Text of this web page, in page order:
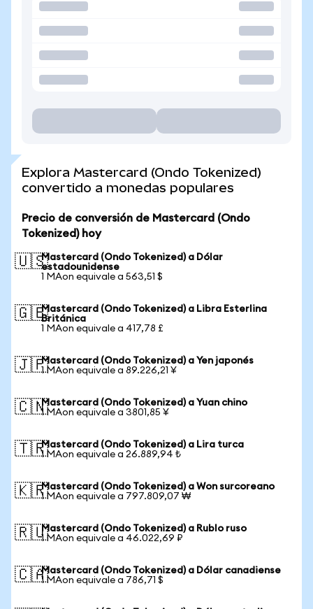
Explora Mastercard (Ondo Tokenized)
convertido a monedas populares
Precio de conversión de Mastercard (Ondo
Tokenized) hoy
🇺🇸Mastercard (Ondo Tokenized) a Dólar
estadounidense
1 MAon equivale a 563,51 $
🇬🇧Mastercard (Ondo Tokenized) a Libra Esterlina
Británica
1 MAon equivale a 417,78 £
🇯🇵Mastercard (Ondo Tokenized) a Yen japonés
1 MAon equivale a 89.226,21 ¥
🇨🇳Mastercard (Ondo Tokenized) a Yuan chino
1 MAon equivale a 3801,85 ¥
🇹🇷Mastercard (Ondo Tokenized) a Lira turca
1 MAon equivale a 26.889,94 ₺
🇰🇷Mastercard (Ondo Tokenized) a Won surcoreano
1 MAon equivale a 797.809,07 ₩
🇷🇺Mastercard (Ondo Tokenized) a Rublo ruso
1 MAon equivale a 46.022,69 ₽
🇨🇦Mastercard (Ondo Tokenized) a Dólar canadiense
1 MAon equivale a 786,71 $